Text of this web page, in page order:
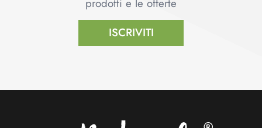
ISCRIVITI